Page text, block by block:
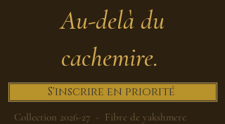
Au-delà du
cachemire.
S'inscrire en priorité
Collection 2026-27 - Fibre de yakshmere